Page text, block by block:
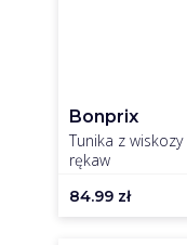
Bonprix
Tunika z
rękaw
84.99 zł